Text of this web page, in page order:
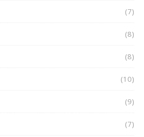
(7)
(8)
(8)
(10)
(9)
(7)